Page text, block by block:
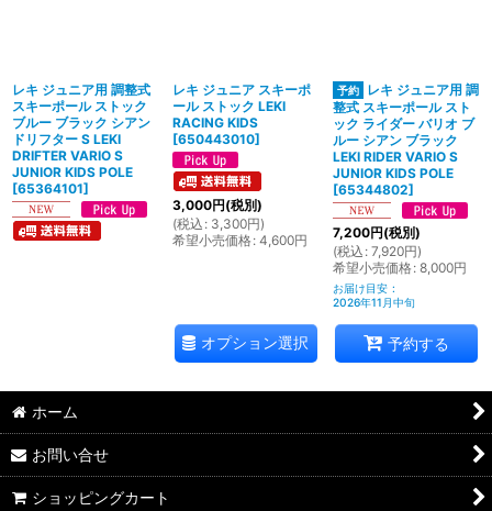
レキ ジュニア用 調整式
スキーポール ストック
ブルー ブラック シアン
ドリフター S LEKI
DRIFTER VARIO S
JUNIOR KIDS POLE
[65364101]
レキ ジュニア スキーポ
ール ストック LEKI
RACING KIDS
[650443010]
3,000円(税別)
(税込 : 3,300円)
希望小売価格: 4,600円
オプション選択
レキ ジュニア用 調
整式 スキーポール スト
ック ライダー バリオ ブ
ルー シアン ブラック
LEKI RIDER VARIO S
JUNIOR KIDS POLE
[65344802]
7,200円(税別)
(税込 : 7,920円)
希望小売価格: 8,000円
お届け目安 :
2026年11月中旬
予約する
ホーム
お問い合せ
ショッピングカート